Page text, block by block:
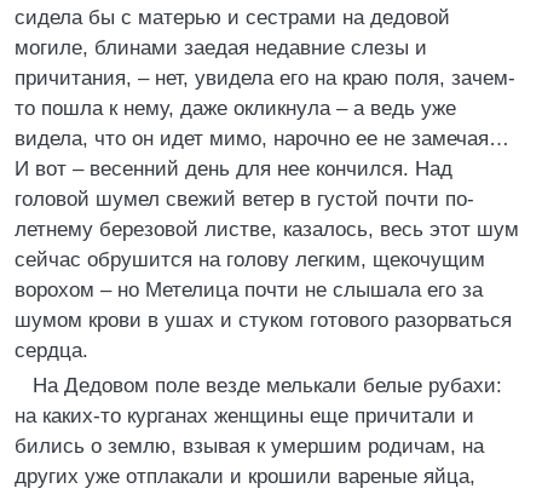
сидела бы с матерью и сестрами на дедовой
могиле, блинами заедая недавние слезы и
причитания, – нет, увидела его на краю поля, зачем-
то пошла к нему, даже окликнула – а ведь уже
видела, что он идет мимо, нарочно ее не замечая…
И вот – весенний день для нее кончился. Над
головой шумел свежий ветер в густой почти по-
летнему березовой листве, казалось, весь этот шум
сейчас обрушится на голову легким, щекочущим
ворохом – но Метелица почти не слышала его за
шумом крови в ушах и стуком готового разорваться
сердца.
На Дедовом поле везде мелькали белые рубахи:
на каких-то курганах женщины еще причитали и
бились о землю, взывая к умершим родичам, на
других уже отплакали и крошили вареные яйца,